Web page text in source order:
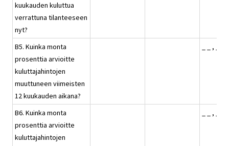
kuukauden kuluttua
verrattuna tilanteeseen
nyt?
B5. Kuinka monta
prosenttia arvioitte
kuluttajahintojen
muuttuneen viimeisten
12 kuukauden aikana?
_ _ , _ %
B6. Kuinka monta
prosenttia arvioitte
kuluttajahintojen
_ _ , _ %